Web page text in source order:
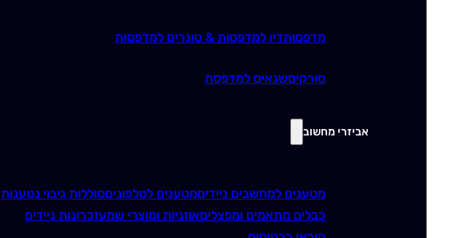
מדפסותדיו למדפסות & טונרים למדפסות
סורקיםשנאים למדפסת
אביזרי מחשוב
מטענים למחשבים ניידיםמטענים לטלפוניםסוללות גיבוי נטענות
כבלים מתאמים ומפצליםאוזניות ומוצרי שמעזכרונות ניידים